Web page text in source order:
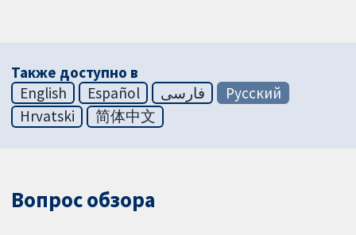
Также доступно в
English
Español فارسی
Русский
Hrvatski
简体中文
Вопрос обзора